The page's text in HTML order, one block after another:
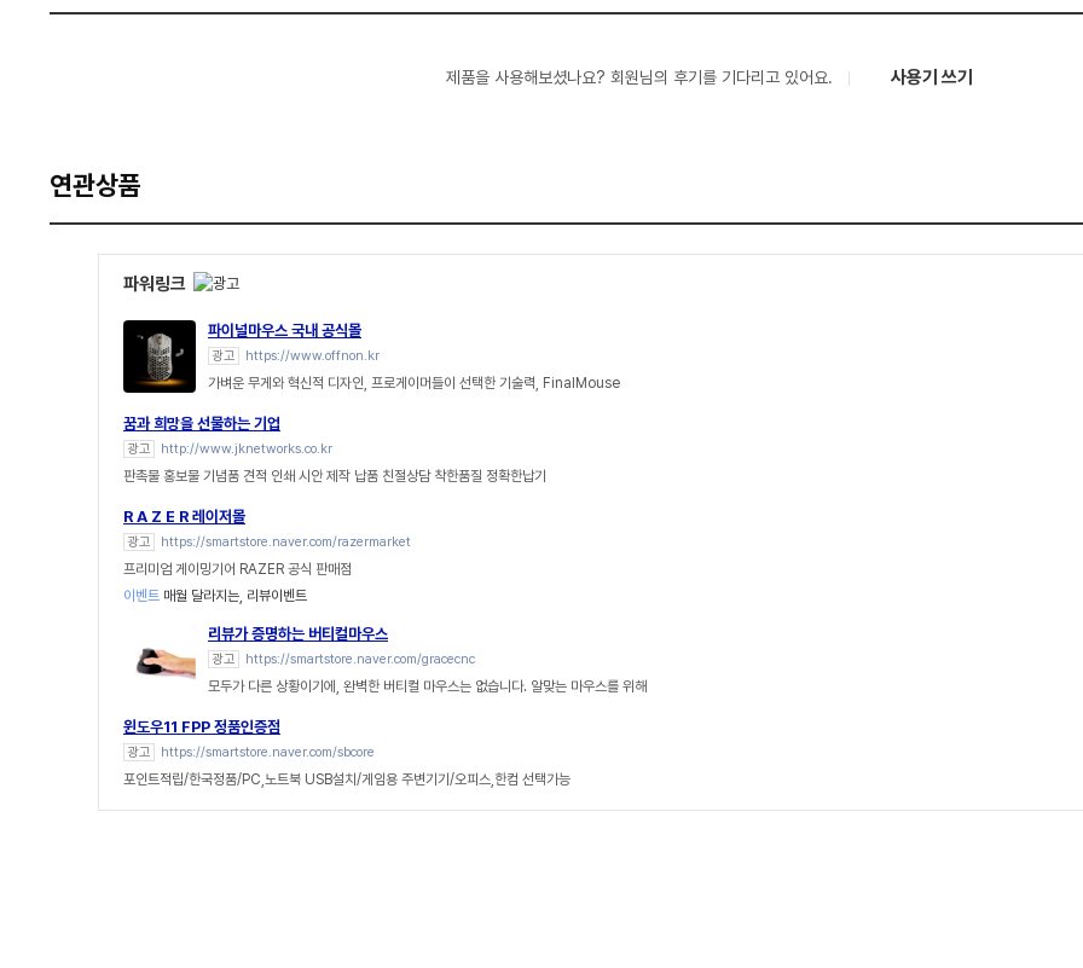
제품을 사용해보셨나요? 회원님의 후기를 기다리고 있어요. 사용기 쓰기
연관상품
파워링크
파이널마우스 국내 공식몰
광고 https://www.offnon.kr
가벼운 무게와 혁신적 디자인, 프로게이머들이 선택한 기술력, FinalMouse
꿈과 희망을 선물하는 기업
광고 http://www.jknetworks.co.kr
판촉물 홍보물 기념품 견적 인쇄 시안 제작 납품 친절상담 착한품질 정확한납기
R A Z E R 레이저몰
광고 https://smartstore.naver.com/razermarket
프리미엄 게이밍기어 RAZER 공식 판매점
이벤트 매월 달라지는, 리뷰이벤트
리뷰가 증명하는 버티컬마우스
광고 https://smartstore.naver.com/gracecnc
모두가 다른 상황이기에, 완벽한 버티컬 마우스는 없습니다. 알맞는 마우스를 위해
윈도우11 FPP 정품인증점
광고 https://smartstore.naver.com/sbcore
포인트적립/한국정품/PC,노트북 USB설치/게임용 주변기기/오피스,한컴 선택가능